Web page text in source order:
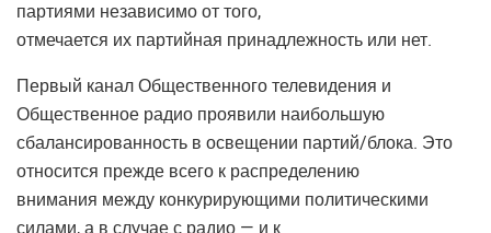
партиями независимо от того,
отмечается их партийная принадлежность или нет.
Первый канал Общественного телевидения и
Общественное радио проявили наибольшую
сбалансированность в освещении партий/блока. Это
относится прежде всего к распределению
внимания между конкурирующими политическими
силами, а в случае с радио — и к